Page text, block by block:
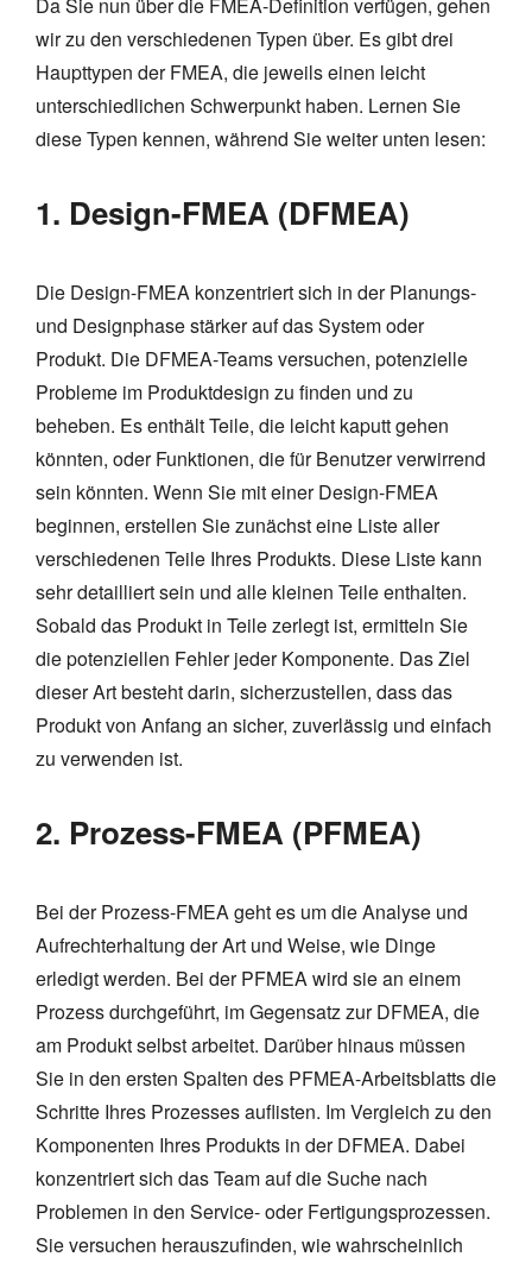
Da Sie nun über die FMEA-Definition verfügen, gehen
wir zu den verschiedenen Typen über. Es gibt drei
Haupttypen der FMEA, die jeweils einen leicht
unterschiedlichen Schwerpunkt haben. Lernen Sie
diese Typen kennen, während Sie weiter unten lesen:
1. Design-FMEA (DFMEA)
Die Design-FMEA konzentriert sich in der Planungs-
und Designphase stärker auf das System oder
Produkt. Die DFMEA-Teams versuchen, potenzielle
Probleme im Produktdesign zu finden und zu
beheben. Es enthält Teile, die leicht kaputt gehen
könnten, oder Funktionen, die für Benutzer verwirrend
sein könnten. Wenn Sie mit einer Design-FMEA
beginnen, erstellen Sie zunächst eine Liste aller
verschiedenen Teile Ihres Produkts. Diese Liste kann
sehr detailliert sein und alle kleinen Teile enthalten.
Sobald das Produkt in Teile zerlegt ist, ermitteln Sie
die potenziellen Fehler jeder Komponente. Das Ziel
dieser Art besteht darin, sicherzustellen, dass das
Produkt von Anfang an sicher, zuverlässig und einfach
zu verwenden ist.
2. Prozess-FMEA (PFMEA)
Bei der Prozess-FMEA geht es um die Analyse und
Aufrechterhaltung der Art und Weise, wie Dinge
erledigt werden. Bei der PFMEA wird sie an einem
Prozess durchgeführt, im Gegensatz zur DFMEA, die
am Produkt selbst arbeitet. Darüber hinaus müssen
Sie in den ersten Spalten des PFMEA-Arbeitsblatts die
Schritte Ihres Prozesses auflisten. Im Vergleich zu den
Komponenten Ihres Produkts in der DFMEA. Dabei
konzentriert sich das Team auf die Suche nach
Problemen in den Service- oder Fertigungsprozessen.
Sie versuchen herauszufinden, wie wahrscheinlich